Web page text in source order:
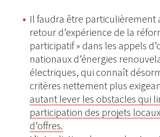
Il faudra être particulièrement
retour d’expérience de la
participatif » dans les appels
nationaux d’énergies
électriques, qui connaît
critères nettement plus
autant lever les obstacles qui
participation des projets
d’offres.